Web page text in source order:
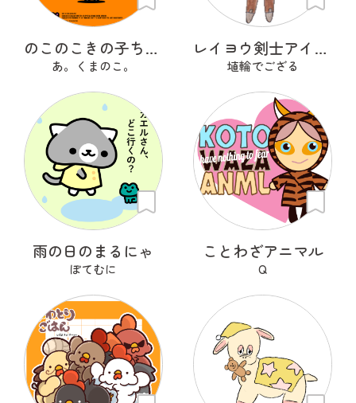
のこのこきの子ちゃん
あ。くまのこ。
レイヨウ剣士アイベクサー
埴輪でござる
雨の日のまるにゃ
ぽてむに
ことわざアニマル
Q